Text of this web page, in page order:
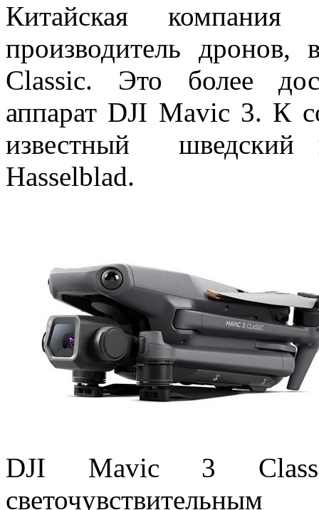
Китайская
производитель
Classic. Это более
аппарат DJI Mavic 3. К
известный шведский
Hasselblad.
DJI Mavic 3